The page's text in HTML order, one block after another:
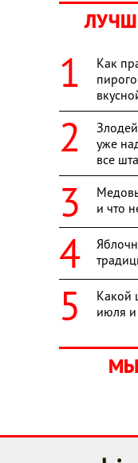
Как
уже
все
и что
Какой
июля и
МЫ